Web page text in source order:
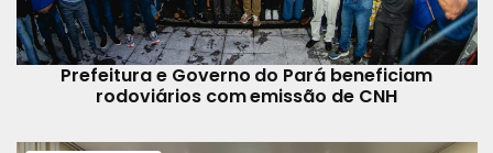
Prefeitura e Governo do Pará beneficiam
rodoviários com emissão de CNH